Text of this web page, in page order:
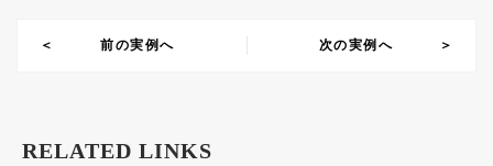
前の実例へ 次の実例へ
RELATED LINKS